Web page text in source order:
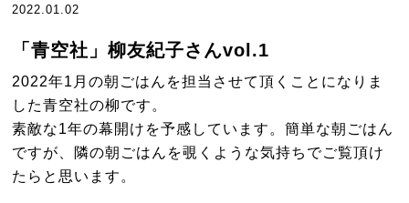
2022.01.02
「青空社」柳友紀子さんvol.1
2022年1月の朝ごはんを担当させて頂くことになりま
した青空社の柳です。
素敵な1年の幕開けを予感しています。簡単な朝ごはん
ですが、隣の朝ごはんを覗くような気持ちでご覧頂け
たらと思います。